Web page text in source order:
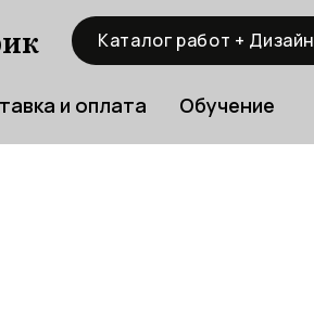
Каталог работ + Дизайн
и оплата Обучение